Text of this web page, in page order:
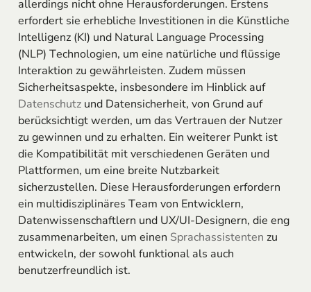
allerdings nicht ohne Herausforderungen. Erstens
erfordert sie erhebliche Investitionen in die Künstliche
Intelligenz (KI) und Natural Language Processing
(NLP) Technologien, um eine natürliche und flüssige
Interaktion zu gewährleisten. Zudem müssen
Sicherheitsaspekte, insbesondere im Hinblick auf
Datenschutzund Datensicherheit, von Grund auf
berücksichtigt werden, um das Vertrauen der Nutzer
zu gewinnen und zu erhalten. Ein weiterer Punkt ist
die Kompatibilität mit verschiedenen Geräten und
Plattformen, um eine breite Nutzbarkeit
sicherzustellen. Diese Herausforderungen erfordern
ein multidisziplinäres Team von Entwicklern,
Datenwissenschaftlern und UX/UI-Designern, die eng
zusammenarbeiten, um einen Sprachassistenten zu
entwickeln, der sowohl funktional als auch
benutzerfreundlich ist.